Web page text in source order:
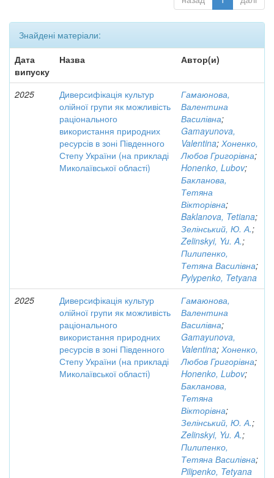
Знайдені матеріали:
Дата
випуску
Назва Автор(и)
2025
Диверсифікація культур
олійної групи як можливість
раціонального
використання природних
ресурсів в зоні Південного
Степу України (на прикладі
Миколаївської області)
Гамаюнова,
Валентина
Василівна;
Gamayunova,
Valentina; Хоненко,
Любов Григорівна;
Honenko, Lubov;
Бакланова,
Тетяна
Вікторівна;
Baklanova, Tetiana;
Зелінський, Ю. А.;
Zelinskyi, Yu. A.;
Пилипенко,
Тетяна Василівна;
Pylypenko, Tetyana
2025
Диверсифікація культур
олійної групи як можливість
раціонального
використання природних
ресурсів в зоні Південного
Степу України (на прикладі
Миколаївської області)
Гамаюнова,
Валентина
Василівна;
Gamayunova,
Valentina; Хоненко,
Любов Григорівна;
Honenko, Lubov;
Бакланова,
Тетяна
Вікторівна;
Зелінський, Ю. А.;
Zelinskyi, Yu. A.;
Пилипенко,
Тетяна Василівна;
Pilipenko, Tetyana